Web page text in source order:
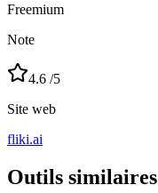
Freemium
Note
4.6 /5
Site web
fliki.ai
Outils similaires